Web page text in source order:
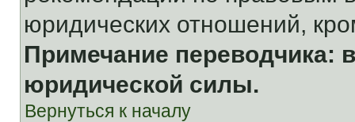
юридических отношений,
Примечание переводчика:
юридической силы.
Вернуться к началу